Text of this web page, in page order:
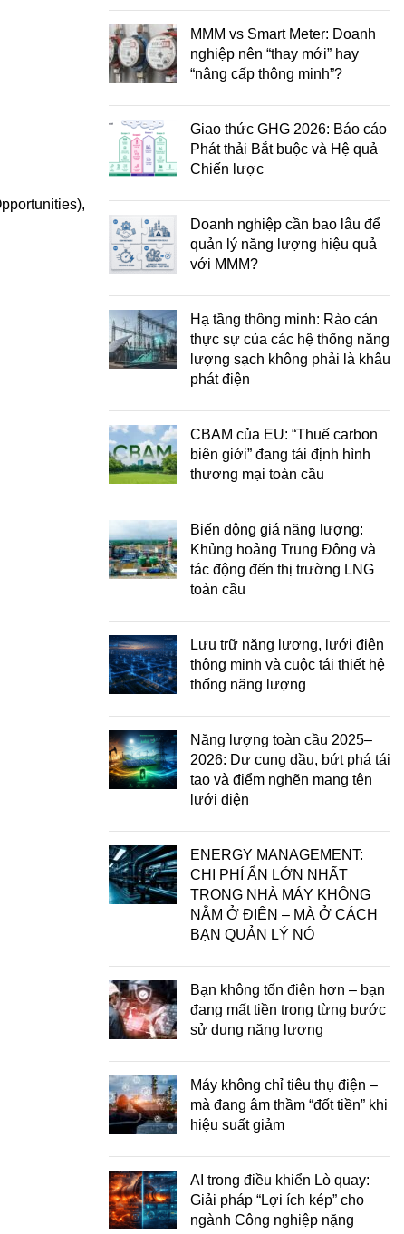
MMM vs Smart Meter: Doanh
nghiệp nên “thay mới” hay
“nâng cấp thông minh”?
Giao thức GHG 2026: Báo cáo
Phát thải Bắt buộc và Hệ quả
Chiến lược
Doanh nghiệp cần bao lâu để
quản lý năng lượng hiệu quả
với MMM?
Hạ tầng thông minh: Rào cản
thực sự của các hệ thống năng
lượng sạch không phải là khâu
phát điện
CBAM của EU: “Thuế carbon
biên giới” đang tái định hình
thương mại toàn cầu
Biến động giá năng lượng:
Khủng hoảng Trung Đông và
tác động đến thị trường LNG
toàn cầu
Lưu trữ năng lượng, lưới điện
thông minh và cuộc tái thiết hệ
thống năng lượng
Năng lượng toàn cầu 2025–
2026: Dư cung dầu, bứt phá tái
tạo và điểm nghẽn mang tên
lưới điện
ENERGY MANAGEMENT:
CHI PHÍ ẨN LỚN NHẤT
TRONG NHÀ MÁY KHÔNG
NẰM Ở ĐIỆN – MÀ Ở CÁCH
BẠN QUẢN LÝ NÓ
Bạn không tốn điện hơn – bạn
đang mất tiền trong từng bước
sử dụng năng lượng
Máy không chỉ tiêu thụ điện –
mà đang âm thầm “đốt tiền” khi
hiệu suất giảm
AI trong điều khiển Lò quay:
Giải pháp “Lợi ích kép” cho
ngành Công nghiệp nặng